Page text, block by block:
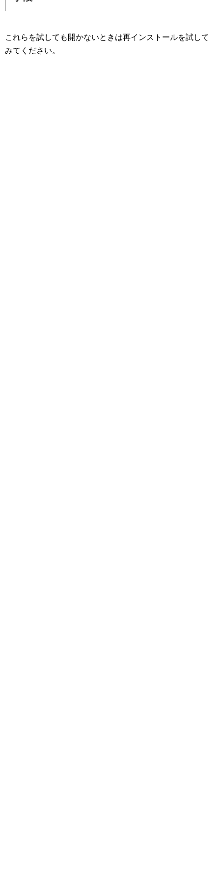
これらを試しても開かないときは再インストールを試して
みてください。